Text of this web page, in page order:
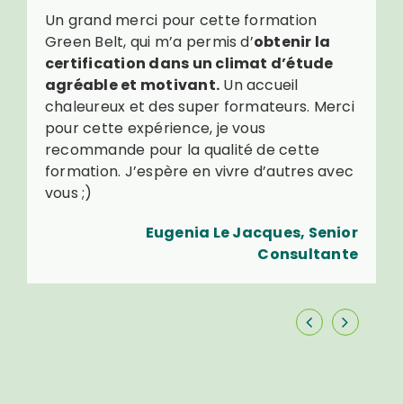
Un grand merci pour cette formation
Green Belt, qui m’a permis d’obtenir la
certification dans un climat d’étude
agréable et motivant. Un accueil
chaleureux et des super formateurs. Merci
pour cette expérience, je vous
recommande pour la qualité de cette
formation. J’espère en vivre d’autres avec
vous ;)
Eugenia Le Jacques, Senior
Consultante